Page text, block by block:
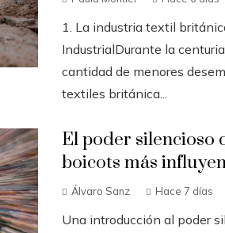
1. La industria textil
IndustrialDurante la
cantidad de menores
textiles británica...
El poder silencioso
boicots más
Álvaro Sanz Hace 7 días
Una introducción al poder